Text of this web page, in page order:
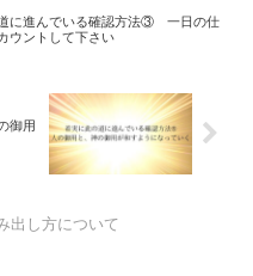
に進んでいる確認方法③ 一日の仕
ウントして下さい
御用
出し方について